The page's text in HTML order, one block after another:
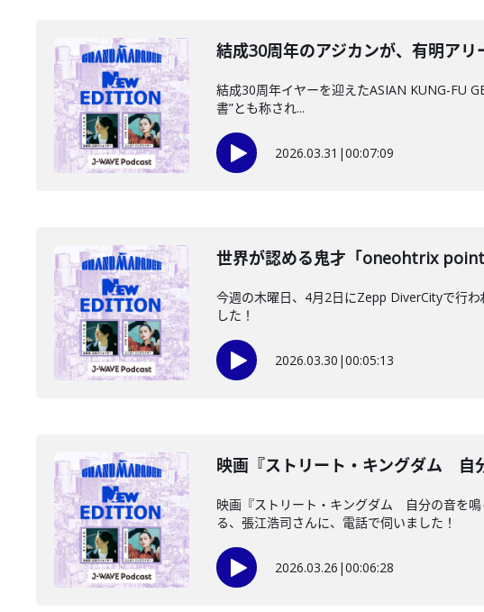
結成30周年のアジカンが、有明ア
結成30周年イヤーを迎えたASIAN KUNG-FU
書”とも称され...
2026.03.31 |00:07:09
世界が認める鬼才「oneohtrix
今週の木曜日、4月2日にZepp DiverCityで行
した！
2026.03.30 |00:05:13
映画『ストリート・キングダム 自
映画『ストリート・キングダム 自分の音を鳴
る、張江浩司さんに、電話で伺いました！
2026.03.26 |00:06:28